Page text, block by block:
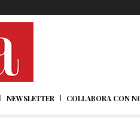
NEWSLETTER COLLABORA CON